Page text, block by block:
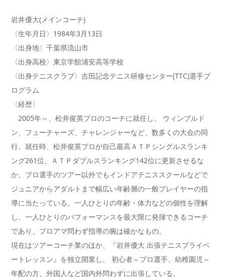
岩井優大(メインコーチ)
〈生年月日〉1984年3月13日
〈出身地〉千葉県流山市
〈出身高校〉東京学館浦安高等学校
〈出身テニスクラブ〉吉田記念テニス研修センター(TTC)選手プ
ログラム
〈経歴〉
2005年～、松井俊英プロのコーチに就任し、 ウィンブルド
ン、フューチャーズ、チャレンジャーなど、数多くの大会の同
行。就任時、松井俊英プロが自己最高ＡＴＰシングルスランキ
ング261位、ＡＴＰダブルスランキング142位に更新させるな
か、プロ選手のツアー以外でもインドアテニススクールなどで
ジュニアからアダルトまで幅広い年齢層の一般プレイヤーの指
導に当たっている。一人ひとりの年齢・体力などの個性を理解
し、一人ひとりのパフォーマンスを最大限に発揮できるコーチ
であり、プロアマ問わず指導の腕は確かなもの。
現在はツアーコーチ業のほか、『岩井優大 出張テニスプライベ
ートレッスン』を独立開業し、 初心者～プロ選手、幼稚園児～
年配の方、外国人など国内外問わずに出張している。